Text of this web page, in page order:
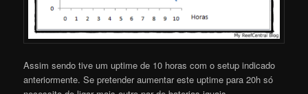
Assim sendo tive um uptime de 10 horas com o setup indicado
anteriormente. Se pretender aumentar este uptime para 20h só